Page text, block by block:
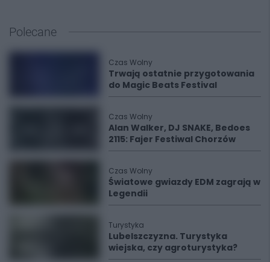
Polecane
Czas Wolny
Trwają ostatnie przygotowania
do Magic Beats Festival
Czas Wolny
Alan Walker, DJ SNAKE, Bedoes
2115: Fajer Festiwal Chorzów
Czas Wolny
Światowe gwiazdy EDM zagrają w
Legendii
Turystyka
Lubelszczyzna. Turystyka
wiejska, czy agroturystyka?